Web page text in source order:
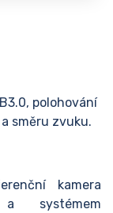
polohování
směru zvuku.
kamera
systémem